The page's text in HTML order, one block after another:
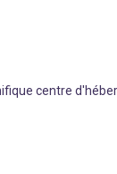
centre